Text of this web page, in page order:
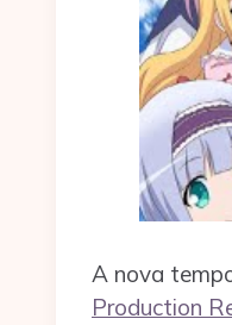
A nova
Production